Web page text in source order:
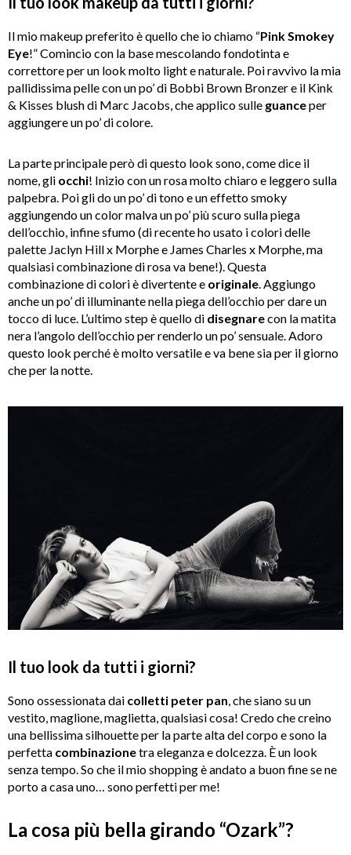
Il mio makeup preferito è quello che io chiamo “Pink Smokey
Eye!” Comincio con la base mescolando fondotinta e
correttore per un look molto light e naturale. Poi ravvivo la mia
pallidissima pelle con un po’ di Bobbi Brown Bronzer e il Kink
& Kisses blush di Marc Jacobs, che applico sulle guanceper
aggiungere un po’ di colore.
La parte principale però di questo look sono, come dice il
nome, gli occhi! Inizio con un rosa molto chiaro e leggero sulla
palpebra. Poi gli do un po’ di tono e un effetto smoky
aggiungendo un color malva un po’ più scuro sulla piega
dell’occhio, infine sfumo (di recente ho usato i colori delle
palette Jaclyn Hill x Morphe e James Charles x Morphe, ma
qualsiasi combinazione di rosa va bene!). Questa
combinazione di colori è divertente e originale . Aggiungo
anche un po’ di illuminante nella piega dell’occhio per dare un
tocco di luce. L’ultimo step è quello di disegnarecon la matita
nera l’angolo dell’occhio per renderlo un po’ sensuale. Adoro
questo look perché è molto versatile e va bene sia per il giorno
che per la notte.
Il tuo look da tutti i giorni?
Sono ossessionata dai colletti peter pan, che siano su un
vestito, maglione, maglietta, qualsiasi cosa! Credo che creino
una bellissima silhouette per la parte alta del corpo e sono la
perfetta combinazionetra eleganza e dolcezza. È un look
senza tempo. So che il mio shopping è andato a buon fine se ne
porto a casa uno… sono perfetti per me!
La cosa più bella girando “Ozark”?